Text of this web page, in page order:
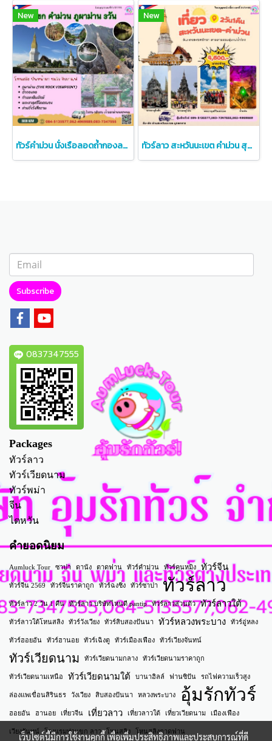
New
ทัวร์คำม่วน นั่งเรือลอดถ้ำกองลอ ภูผาม่าน The Rock Viewpoint ถ้ำปลาเซือม
New
ทัวร์ลาว สะหวันนะเขต คำม่วน สุดยอด 3พระธาตุแห่งลุ่มแม่น้ำโขง
Subscribe
0837347555
Packages
ทัวร์ลาว
ทัวร์เวียดนาม
ทัวร์พม่า
จีน
ไตหวัน
คำยอดนิยม
Aumluck Tour ซาปา ดานัง ตาดฟาน ทัวร์คำม่วน ทัวร์คุนหมิง ทัวร์จีน
ทัวร์จีน 2569 ทัวร์จีนราคาถูก ทัวร์ฉงชิ่ง ทัวร์ซาปา ทัวร์ลาว
ทัวร์ลาว 2 วัน 1 คืน ทัวร์ลาว บริษัทไหนดี pantip ทัวร์ลาวส่วนตัว ทัวร์ลาวใต้
ทัวร์ลาวใต้โหนสลิง ทัวร์วังเวียง ทัวร์สิบสองปันนา ทัวร์หลวงพระบาง ทัวร์อู่หลง
ทัวร์ฮอยอัน ทัวร์ฮานอย ทัวร์เฉิงตู ทัวร์เมืองเฟือง ทัวร์เวียงจันทน์
ทัวร์เวียดนาม ทัวร์เวียดนามกลาง ทัวร์เวียดนามราคาถูก
ทัวร์เวียดนามเหนือ ทัวร์เวียดนามใต้ บานาฮิลล์ ฟานซิปัน รถไฟความเร็วสูง
ล่องแพเขื่อนสิรินธร วังเวียง สิบสองปันนา หลวงพระบาง อุ้มรักทัวร์
ฮอยอัน ฮานอย เที่ยวจีน เที่ยวลาว เที่ยวลาวใต้ เที่ยวเวียดนาม เมืองเฟือง
เวียงจันทน์ โรงแรมท่าแขก ลาว โหนสลิง โหนสลิงตาดฟาน
เว็บไซต์นี้มีการใช้งานคุกกี้ เพื่อเพิ่มประสิทธิภาพและประสบการณ์ที่ดี